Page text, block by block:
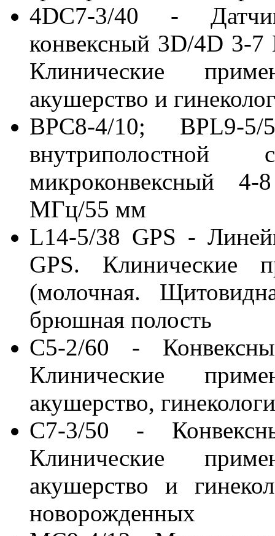
4DC7-3/40 -
конвексный 3D/4D 3-
Клинические
акушерство и
BPC8-4/10; BPL9-
микроконвексный
МГц/55 мм
L14-5/38 GPS -
GPS. Клинические
(молочная.
брюшная полость
C5-2/60 -
Клинические
акушерство,
C7-3/50 -
Клинические
акушерство и
новорожденных